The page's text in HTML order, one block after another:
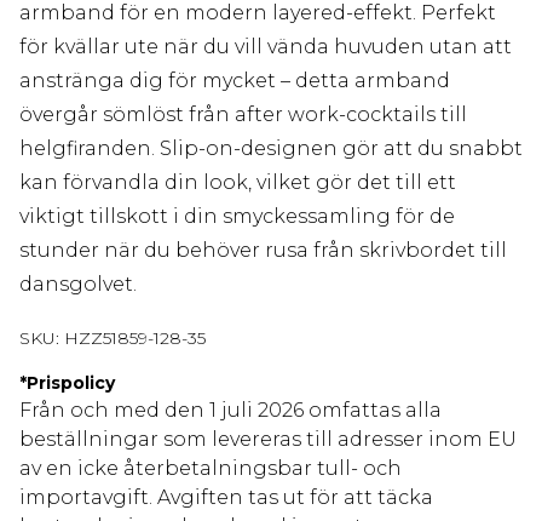
armband för en modern layered-effekt. Perfekt
för kvällar ute när du vill vända huvuden utan att
anstränga dig för mycket – detta armband
övergår sömlöst från after work-cocktails till
helgfiranden. Slip-on-designen gör att du snabbt
kan förvandla din look, vilket gör det till ett
viktigt tillskott i din smyckessamling för de
stunder när du behöver rusa från skrivbordet till
dansgolvet.
SKU: HZZ51859-128-35
*Prispolicy
Från och med den 1 juli 2026 omfattas alla
beställningar som levereras till adresser inom EU
av en icke återbetalningsbar tull- och
importavgift. Avgiften tas ut för att täcka